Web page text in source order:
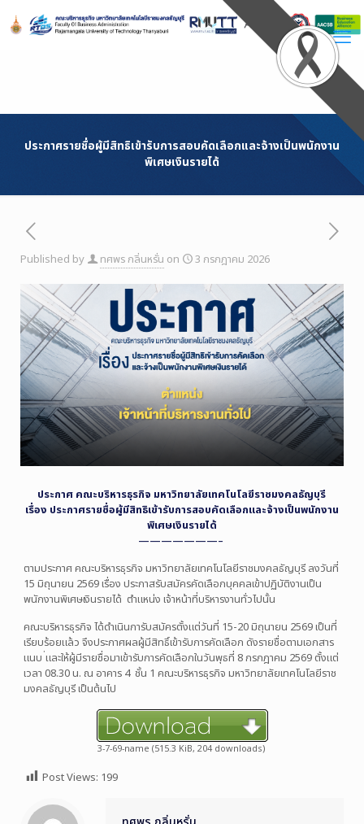
Content
ประกาศรายชื่อผู้มีสิทธิเข้ารับการสอบคัดเลือกและจ้างเป็นพนักงาน
พิเศษเงินรายได้
Published by ทศพร กลิ่นหรั่น on 3 กรกฎาคม 2026
ประกาศ คณะบริหารธุรกิจ มหาวิทยาลัยเทคโนโลยีราชมงคลธัญบุรี
เรื่อง ประกาศรายชื่อผู้มีสิทธิเข้ารับการสอบคัดเลือกและจ้างเป็นพนักงาน
พิเศษเงินรายได้
———————–
ตามประกาศ คณะบริหารธุรกิจ มหาวิทยาลัยเทคโนโลยีราชมงคลธัญบุรี ลงวันที่
15 มิถุนายน 2569เรื่อง ประกาสรับสมัครคัดเลือกบุคคลเข้าปฏิบัติงานเป็น
พนักงานพิเศษเงินรายได้ ตำแหน่ง เจ้าหน้าที่บริหารงานทั่วไปนั้น
คณะบริหารธุรกิจ ได้ดำเนินการับสมัครตั้งแต่วันที่ 15-20 มิถุนายน 2569 เป็นที่
เรียบร้อยแล้ว จึงประกาศผลผู้มีสิทธิ์เข้ารับการคัดเลือก ดังรายชื่อตามเอกสาร
แนบ ่และให้ผู้มีรายชื่อมาเข้ารับการคัดเลือกในวันพุธที่ 8 กรกฎาคม 2569 ตั้งแต่
เวลา 08.30 น. ณ อาคาร 4 ชั้น 1 คณะบริหารธุรกิจ มหาวิทยาลัยเทคโนโลยีราช
มงคลธัญบุรี เป็นต้นไป
3-7-69-name (515.3 KiB, 204 downloads)
Post Views: 199